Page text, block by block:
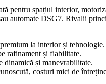
pentru spațiul interior,
automate DSG7. Rivalii
la interior și tehnologie.
rafinament și fiabilitate.
dinamică și manevrabilitate.
costuri mici de